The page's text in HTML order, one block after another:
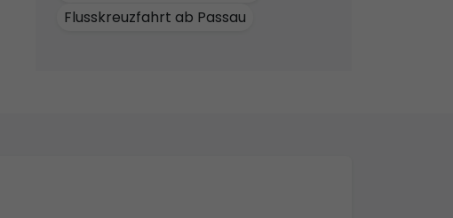
Flusskreuzfahrt ab Passau